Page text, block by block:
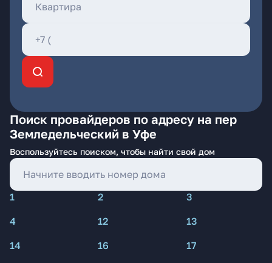
Поиск провайдеров по адресу на пер
Земледельческий в Уфе
Воспользуйтесь поиском, чтобы найти свой дом
1 2
3
4
12
13
14
16
17